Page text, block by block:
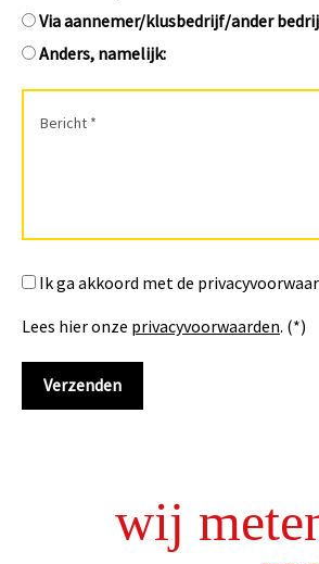
Via aannemer/klusbedrijf/ander
Anders, namelijk:
Ik ga akkoord met de
Lees hier onze privacyvoorwaarden. (*)
wij